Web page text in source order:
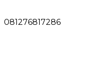
081276817286